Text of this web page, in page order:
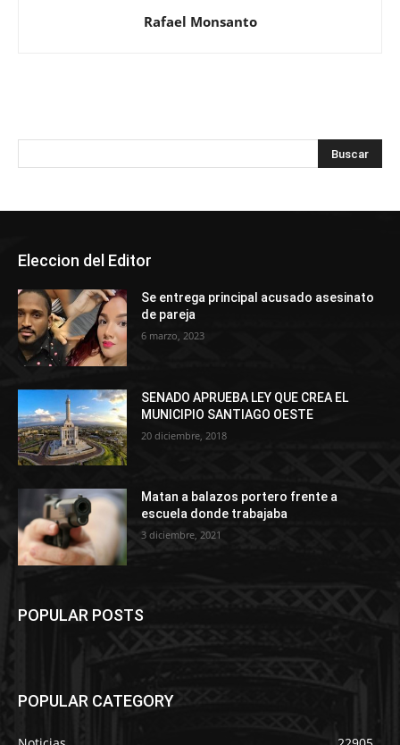
Rafael Monsanto
Eleccion del Editor
Se entrega principal acusado asesinato
de pareja
6 marzo, 2023
SENADO APRUEBA LEY QUE CREA EL
MUNICIPIO SANTIAGO OESTE
20 diciembre, 2018
Matan a balazos portero frente a
escuela donde trabajaba
3 diciembre, 2021
POPULAR POSTS
POPULAR CATEGORY